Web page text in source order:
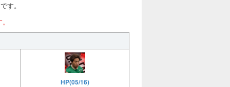
す。
HP(05/16)